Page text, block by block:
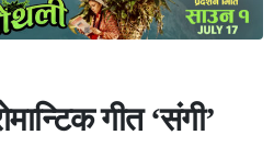
गीत ‘संगी’